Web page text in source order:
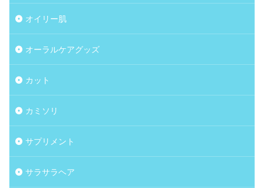
オイリー肌
オーラルケアグッズ
カット
カミソリ
サプリメント
サラサラヘア